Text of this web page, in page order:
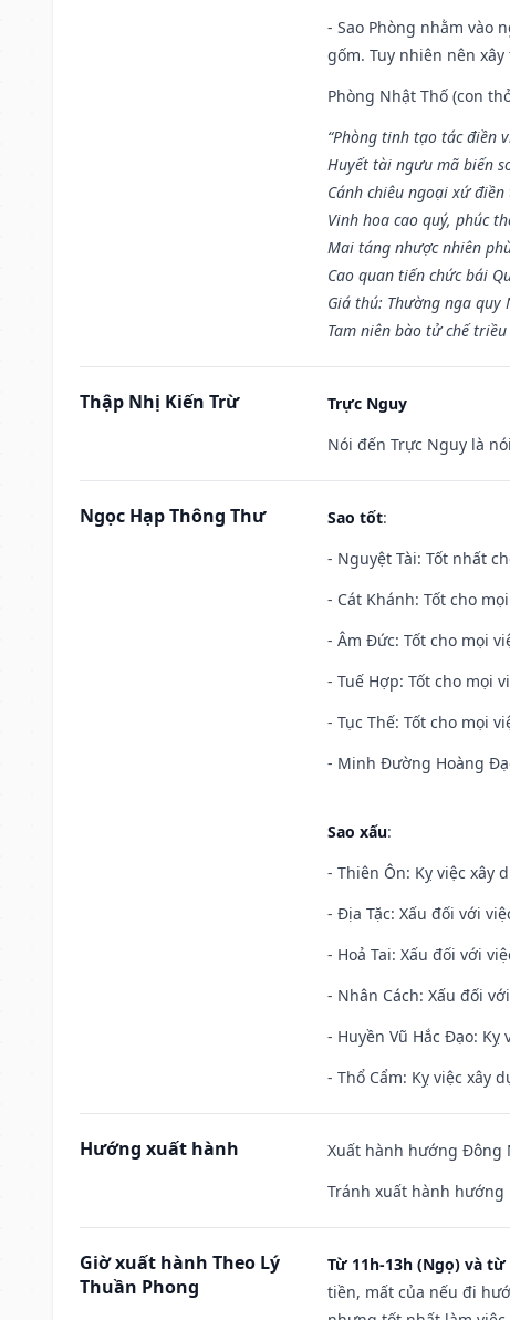
- Sao Phòng nhằm vào
gốm. Tuy nhiên nên
Phòng Nhật Thố (con
“Phòng tinh tạo tác điền
Huyết tài ngưu mã biến
Cánh chiêu ngoại xứ
Vinh hoa cao quý, phúc
Mai táng nhược nhiên
Cao quan tiến chức bái
Giá thú: Thường nga quy
Tam niên bào tử chế
Thập Nhị Kiến Trừ
Trực Nguy
Nói đến Trực Nguy là
Ngọc Hạp Thông Thư Sao tốt:
- Nguyệt Tài: Tốt nhất
- Cát Khánh: Tốt cho
- Âm Đức: Tốt cho mọi
- Tuế Hợp: Tốt cho mọi
- Tục Thế: Tốt cho mọi
- Minh Đường Hoàng
Sao xấu:
- Thiên Ôn: Kỵ việc xây
- Địa Tặc: Xấu đối với
- Hoả Tai: Xấu đối với
- Nhân Cách: Xấu đối
- Huyền Vũ Hắc Đạo: Kỵ
- Thổ Cẩm: Kỵ việc xây
Hướng xuất hành
Xuất hành hướng Đông
Tránh xuất hành hướng
Giờ xuất hành Theo Lý
Thuần Phong
Từ 11h-13h (Ngọ) và từ
tiền, mất của nếu đi